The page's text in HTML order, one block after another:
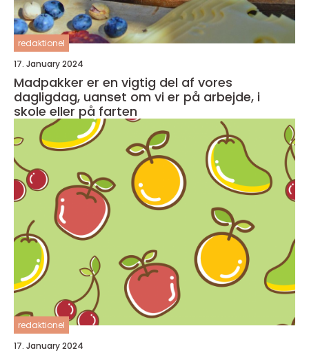
redaktionel
17. January 2024
Madpakker er en vigtig del af vores
dagligdag, uanset om vi er på arbejde, i
skole eller på farten
redaktionel
17. January 2024